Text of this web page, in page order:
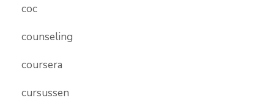
coc
counseling
coursera
cursussen